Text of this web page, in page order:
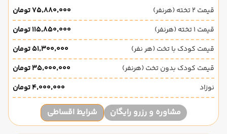
قیمت 2 تخته (هرنفر)
۷۵٬۸۸۰٬۰۰۰ تومان
قیمت 1 تخته (هرنفر)
۱۱۵٬۸۵۰٬۰۰۰ تومان
قیمت کودک با تخت (هر نفر)
۵۱٬۳۰۰٬۰۰۰ تومان
قیمت کودک بدون تخت (هرنفر)
۳۵٬۰۰۰٬۰۰۰ تومان
نوزاد
۴٬۰۰۰٬۰۰۰ تومان
مشاوره و رزرو رایگان شرایط اقساطی